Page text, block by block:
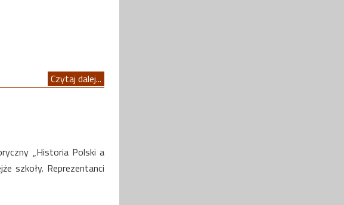
Czytaj dalej...
„Historia Polski a
szkoły. Reprezentanci